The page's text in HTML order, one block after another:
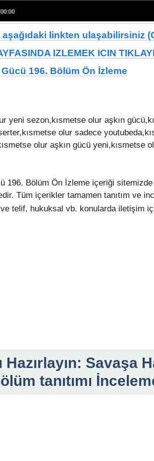
aşağıdaki linkten ulaşabilirsiniz
IZLEMEK ICIN
196. Bölüm Ön İzleme
yeni sezon,kısmetse olur aşkın
olur sadece
olur aşkın gücü yeni,kısmetse
196. Bölüm Ön İzleme içeriği sitemizde
Tüm içerikler tamamen tanıtım ve
telif, hukuksal vb. konularda iletişim
Hazırlayın: Savaşa
tanıtımı